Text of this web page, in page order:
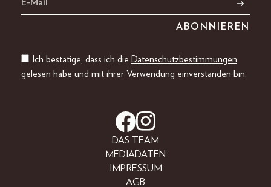
Ich bestätige, dass ich die Datenschutzbestimmungen
gelesen habe und mit ihrer Verwendung einverstanden bin.
DAS TEAM
MEDIADATEN
IMPRESSUM
AGB